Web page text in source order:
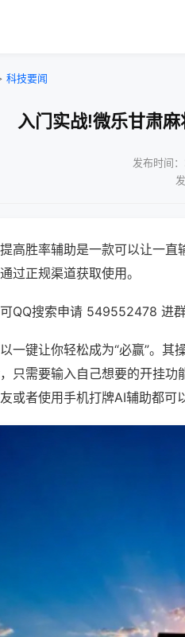
科技要闻
入门实战!微乐甘肃
发布时间
高胜率辅助是一款可以让一直
过正规渠道获取使用。
QQ搜索申请 549552478 进
一键让你轻松成为“必赢”。
只需要输入自己想要的开挂
或者使用手机打牌AI辅助都可